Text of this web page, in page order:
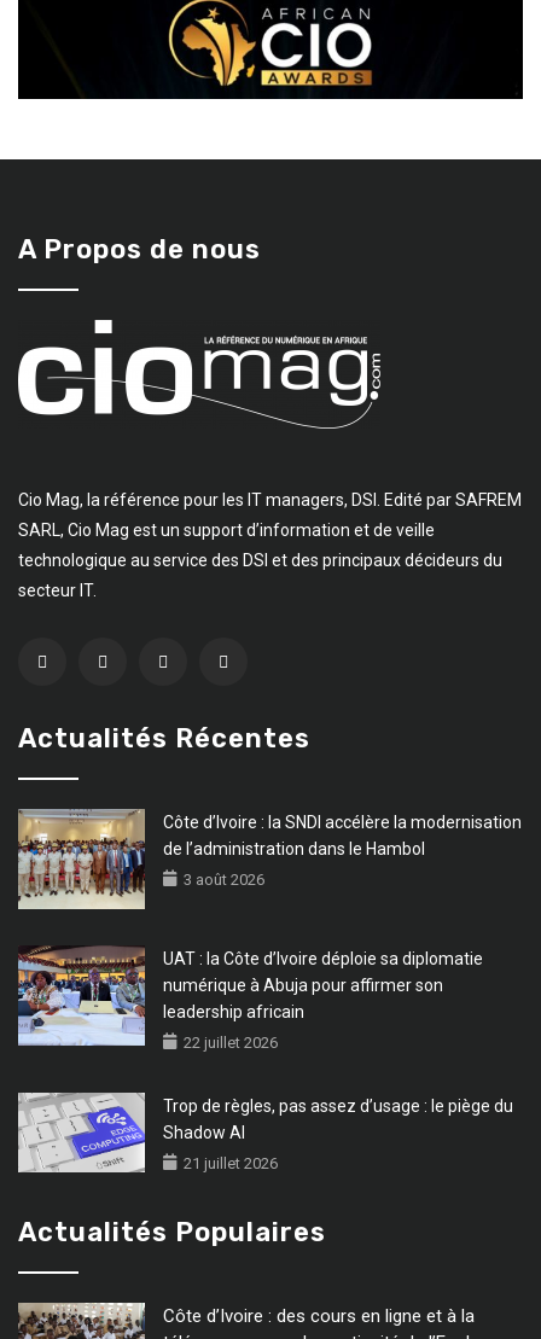
A Propos de nous
Cio Mag, la référence pour les IT managers, DSI. Edité par SAFREM
SARL, Cio Mag est un support d’information et de veille
technologique au service des DSI et des principaux décideurs du
secteur IT.
Actualités Récentes
Côte d’Ivoire : la SNDI accélère la modernisation
de l’administration dans le Hambol
3 août 2026
UAT : la Côte d’Ivoire déploie sa diplomatie
numérique à Abuja pour affirmer son
leadership africain
22 juillet 2026
Trop de règles, pas assez d’usage : le piège du
Shadow AI
21 juillet 2026
Actualités Populaires
Côte d’Ivoire : des cours en ligne et à la